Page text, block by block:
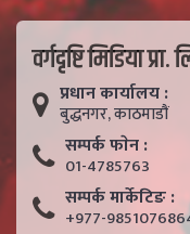
वर्गदृष्टि मिडिया प्रा.
प्रधान कार्यालय :
बुद्धनगर, काठमाडाैं
सम्पर्क फाेन :
01-4785763
सम्पर्क मार्केटिङ :
+977-